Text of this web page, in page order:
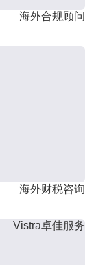
海外合规顾问
海外财税咨询
Vistra卓佳服务